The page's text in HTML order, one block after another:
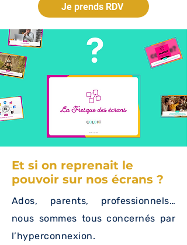
Je prends RDV
Et si on reprenait le
pouvoir sur nos écrans ?
Ados, parents, professionnels…
nous sommes tous concernés par
l’hyperconnexion.